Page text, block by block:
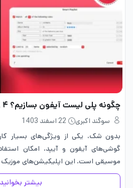
چگونه پلی لیست آیفون بسازیم؟ ۴ روش تضمینی
سوگند اکبری
22 اسفند 1403
بدون شک، یکی از ویژگی‌های بسیار
گوشی‌های آیفون و آیپد، امکان
موسیقی است. این اپلیکیشن‌های موزیک
یادگیری نحوه ساخت پلی لیست آیفون،
بیشتر بخوانید